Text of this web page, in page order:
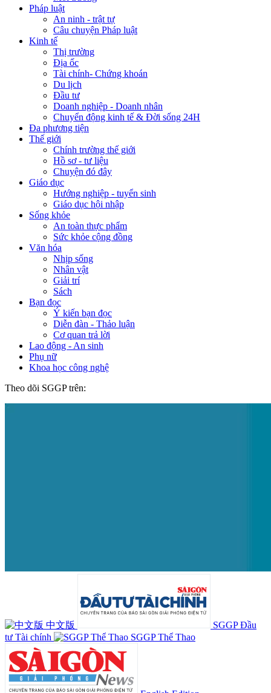
Pháp luật
An ninh - trật tự
Câu chuyện Pháp luật
Kinh tế
Thị trường
Địa ốc
Tài chính- Chứng khoán
Du lịch
Đầu tư
Doanh nghiệp - Doanh nhân
Chuyển động kinh tế & Đời sống 24H
Đa phương tiện
Thế giới
Chính trường thế giới
Hồ sơ - tư liệu
Chuyện đó đây
Giáo dục
Hướng nghiệp - tuyển sinh
Giáo dục hội nhập
Sống khỏe
An toàn thực phẩm
Sức khỏe cộng đồng
Văn hóa
Nhịp sống
Nhân vật
Giải trí
Sách
Bạn đọc
Ý kiến bạn đọc
Diễn đàn - Thảo luận
Cơ quan trả lời
Lao động - An sinh
Phụ nữ
Khoa học công nghệ
Theo dõi SGGP trên:
中文版
SGGP Đầu
tư Tài chính
SGGP Thể Thao